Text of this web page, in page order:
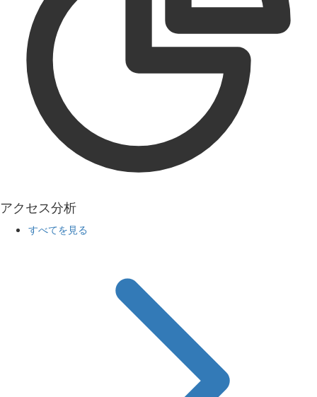
アクセス分析
すべてを見る